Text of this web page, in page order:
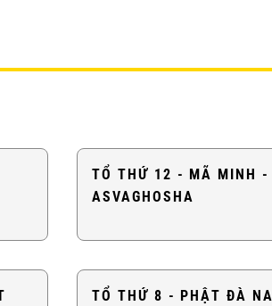
TỔ THỨ 12 - MÃ MINH -
ASVAGHOSHA
TỔ THỨ 8 - PHẬT ĐÀ